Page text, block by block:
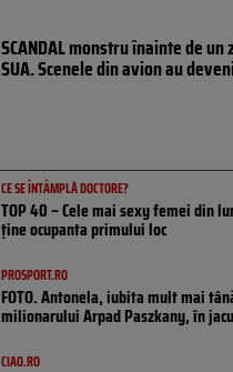
SCANDAL monstru înainte de
SUA. Scenele din avion au
CE SE ÎNTÂMPLĂ DOCTORE?
TOP 40 – Cele mai sexy femei din
ține ocupanta primului loc
PROSPORT.RO
FOTO. Antonela, iubita mult mai
milionarului Arpad Paszkany, în
CIAO.RO